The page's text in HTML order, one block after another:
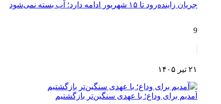
جریان زاینده‌رود تا ۱۵ شهریور ادامه دارد؛ آب بسته نمی‌شود
9
۲۱ تیر ۱۴۰۵
آمدیم برای وداع؛ با عهدی سنگین‌تر بازگشتیم